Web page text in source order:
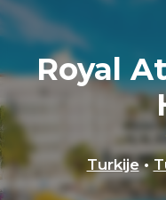
Royal
Turkije •